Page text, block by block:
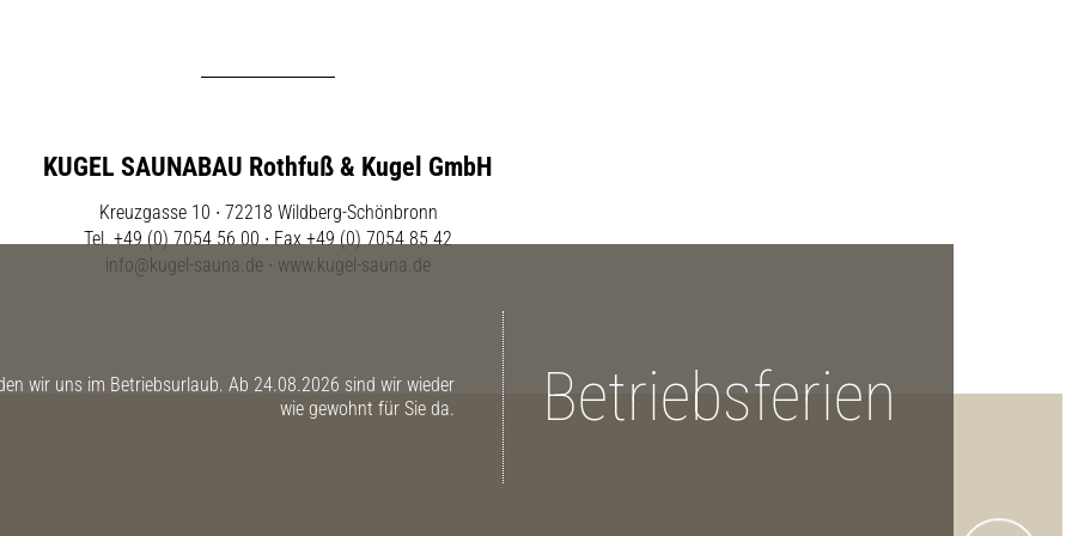
KUGEL SAUNABAU Rothfuß & Kugel GmbH
Kreuzgasse 10 ∙ 72218 Wildberg-Schönbronn
Tel. +49 (0) 7054 56 00 ∙ Fax +49 (0) 7054 85 42
info@kugel-sauna.de ∙ www.kugel-sauna.de
wir uns im Betriebsurlaub. Ab 24.08.2026 sind wir wieder
wie gewohnt für Sie da.
Betriebsferien